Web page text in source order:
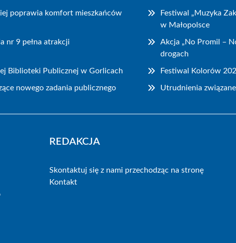
poprawia komfort mieszkańców
Festiwal „Muzyka
w Małopolsce
nr 9 pełna atrakcji
Akcja „No Promil –
drogach
Biblioteki Publicznej w Gorlicach Festiwal Kolorów
nowego zadania publicznego Utrudnienia
REDAKCJA
Skontaktuj się z nami przechodząc na stronę
Kontakt